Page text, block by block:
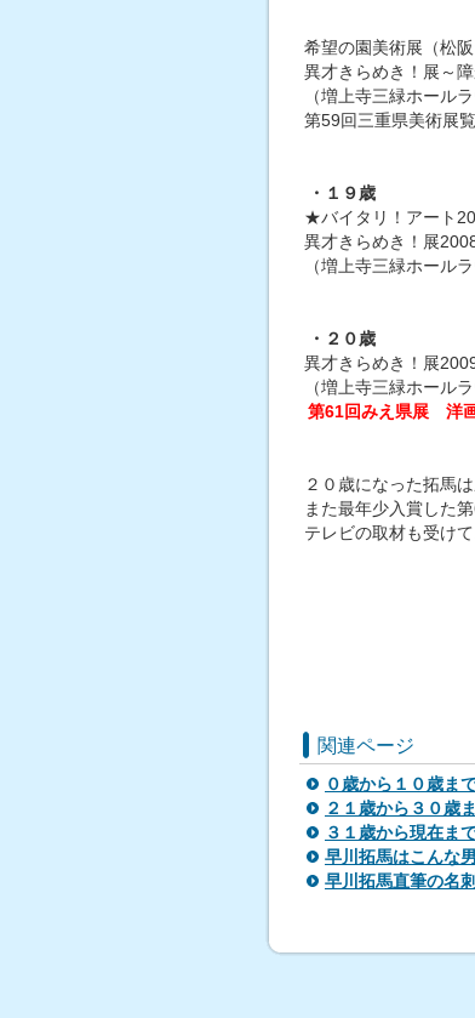
希望の園美術展（松
異才きらめき！展～
（増上寺三緑ホール
第59回三重県美術展
・１９歳
★バイタリ！アート
異才きらめき！展
（増上寺三緑ホール
・２０歳
異才きらめき！展
（増上寺三緑ホール
第61回みえ県展 洋
２０歳になった拓馬
また最年少入賞した
テレビの取材も受け
関連ページ
０歳から１０歳ま
２１歳から３０歳
３１歳から現在ま
早川拓馬はこんな
早川拓馬直筆の名刺